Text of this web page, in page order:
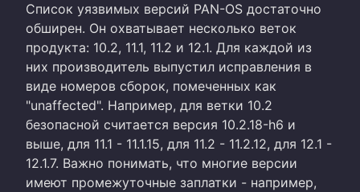
Список уязвимых версий PAN-OS достаточно
обширен. Он охватывает несколько веток
продукта: 10.2, 11.1, 11.2 и 12.1. Для каждой из
них производитель выпустил исправления в
виде номеров сборок, помеченных как
"unaffected". Например, для ветки 10.2
безопасной считается версия 10.2.18-h6 и
выше, для 11.1 - 11.1.15, для 11.2 - 11.2.12, для 12.1 -
12.1.7. Важно понимать, что многие версии
имеют промежуточные заплатки - например,